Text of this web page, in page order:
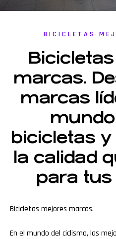
BICICLETAS
marcas.
marcas
bicicletas
la calidad
para tus
Bicicletas mejores marcas.
En el mundo del ciclismo, las